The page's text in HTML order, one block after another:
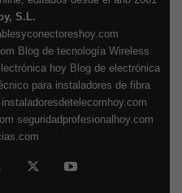
S.L.
Blog de tecnología Wireless
hoy Blog de electrónica
para instaladores de fibra
instaladoresdetelecomhoy.com
seguridadprofesionalhoy.com